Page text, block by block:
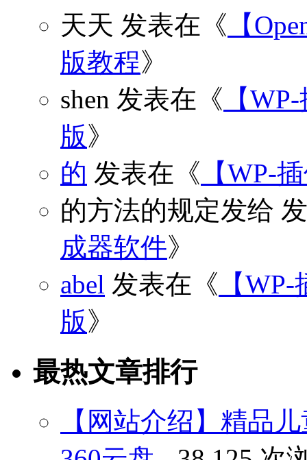
天天 发表在《 【
版教程》
shen 发表在《 【
版》
的 发表在《 【WP-
的方法的规定发给
成器软件》
abel 发表在《 【
版》
最热文章排行
【网站介绍】精品